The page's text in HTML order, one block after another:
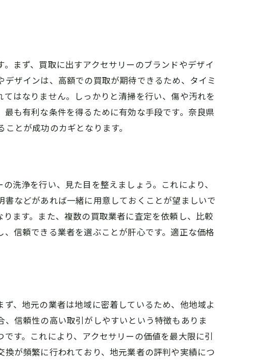
ェックリスト
業者
まず、買取に出すアクセサリーのブランドやデザイ
ザインは、高額での買取が期待できるため、タイミ
はなりません。しっかりと清掃を行い、傷や汚れを
も有利な条件を得るために有効な手段です。奈良県
とが成功のカギとなります。
洗浄を行い、見た目を整えましょう。これにより、
などがあれば一緒に用意しておくことが望ましいで
ます。また、複数の買取業者に査定を依頼し、比較
信頼できる業者を選ぶことが肝心です。適正な価格
、地元の業者は地域に密着しているため、他地域よ
信頼性の高い取引がしやすいという特徴もありま
す。これにより、アクセサリーの価値を最大限に引
が頻繁に行われており、地元業者の評判や実績につ